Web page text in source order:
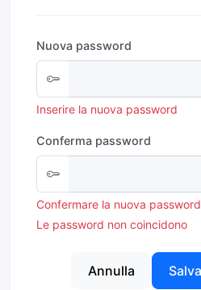
Nuova password
Inserire la nuova password
Conferma password
Confermare la nuova password
Le password non coincidono
Annulla